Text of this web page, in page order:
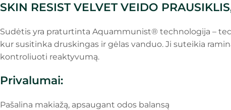
SKIN RESIST VELVET VEIDO
Sudėtis yra praturtinta Aquammunist® technologija –
kur susitinka druskingas ir gėlas vanduo. Ji suteikia
kontroliuoti reaktyvumą.
Privalumai:
Pašalina makiažą, apsaugant odos balansą